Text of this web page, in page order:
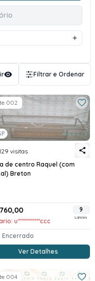
Filtrar e Ordenar
002
visitas
de centro Raquel (com
Breton
u***********ccc
9
Lances
Encerrado
Ver Detalhes
004